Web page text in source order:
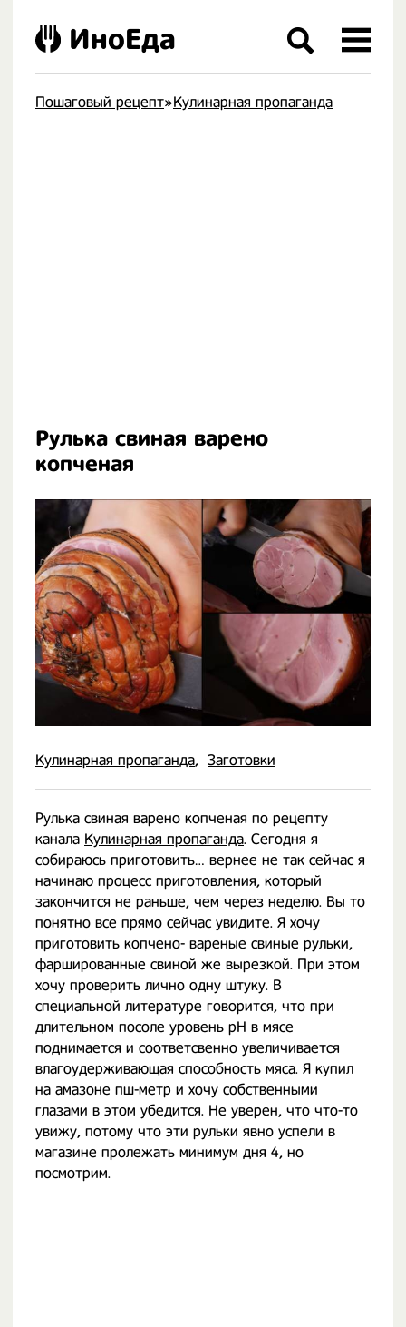
Пошаговый рецепт»Кулинарная пропаганда
Рулька свиная варено
копченая
Кулинарная пропаганда Заготовки
Рулька свиная варено копченая по рецепту
канала Кулинарная пропаганда. Сегодня я
собираюсь приготовить… вернее не так сейчас я
начинаю процесс приготовления, который
закончится не раньше, чем через неделю. Вы то
понятно все прямо сейчас увидите. Я хочу
приготовить копчено- вареные свиные рульки,
фаршированные свиной же вырезкой. При этом
хочу проверить лично одну штуку. В
специальной литературе говорится, что при
длительном посоле уровень pH в мясе
поднимается и соответсвенно увеличивается
влагоудерживающая способность мяса. Я купил
на амазоне пш-метр и хочу собственными
глазами в этом убедится. Не уверен, что что-то
увижу, потому что эти рульки явно успели в
магазине пролежать минимум дня 4, но
посмотрим.
ИноЕда